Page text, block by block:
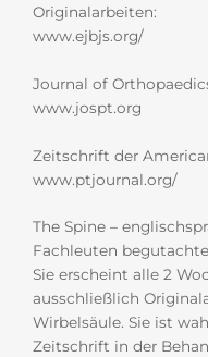
Originalarbeiten:
www.ejbjs.org/
Journal of
www.jospt.org
Zeitschrift der
www.ptjournal.org/
The Spine –
Fachleuten
Sie erscheint alle 2
ausschließlich
Wirbelsäule. Sie ist
Zeitschrift in der